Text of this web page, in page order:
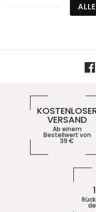
VERSAND
Ab einem
Bestellwert von
39 €